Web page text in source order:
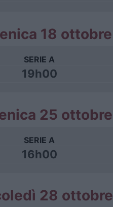
18 ottobre
SERIE A
19h00
25 ottobre
SERIE A
16h00
28 ottobre